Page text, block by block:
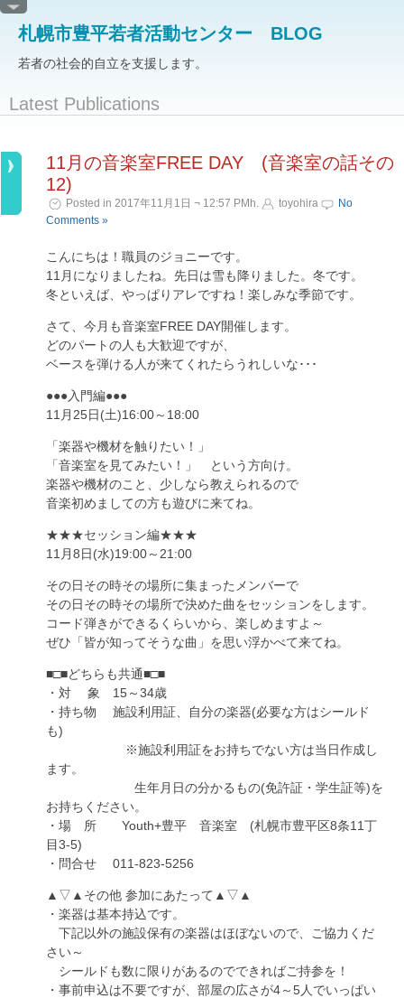
札幌市豊平若者活動センター BLOG
若者の社会的自立を支援します。
Latest Publications
11月の音楽室FREE DAY (音楽室の話その
12)
Posted in 2017年11月1日 ¬ 12:57 PMh. toyohira
No
Comments »
こんにちは！職員のジョニーです。
11月になりましたね。先日は雪も降りました。冬です。
冬といえば、やっぱりアレですね！楽しみな季節です。
さて、今月も音楽室FREE DAY開催します。
どのパートの人も大歓迎ですが、
ベースを弾ける人が来てくれたらうれしいな･･･
●●●入門編●●●
11月25日(土)16:00～18:00
「楽器や機材を触りたい！」
「音楽室を見てみたい！」 という方向け。
楽器や機材のこと、少しなら教えられるので
音楽初めましての方も遊びに来てね。
★★★セッション編★★★
11月8日(水)19:00～21:00
その日その時その場所に集まったメンバーで
その日その時その場所で決めた曲をセッションをします。
コード弾きができるくらいから、楽しめますよ～
ぜひ「皆が知ってそうな曲」を思い浮かべて来てね。
■□■どちらも共通■□■
・対 象 15～34歳
・持ち物 施設利用証、自分の楽器(必要な方はシールド
も)
※施設利用証をお持ちでない方は当日作成し
ます。
生年月日の分かるもの(免許証・学生証等)を
お持ちください。
・場 所 Youth+豊平 音楽室 (札幌市豊平区8条11丁
目3-5)
・問合せ 011-823-5256
▲▽▲その他 参加にあたって▲▽▲
・楽器は基本持込です。
下記以外の施設保有の楽器はほぼないので、ご協力くだ
さい～
シールドも数に限りがあるのでできればご持参を！
・事前申込は不要ですが、部屋の広さが4～5人でいっぱい